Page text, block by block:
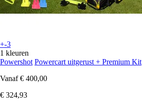
+-3
1 kleuren
Powershot Powercart uitgerust + Premium Kit
Vanaf € 400,00
€ 324,93